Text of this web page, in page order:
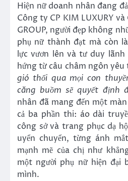
Hiện nữ doanh nhân đang
Công ty CP KIM LUXURY
GROUP, người đẹp không
phụ nữ thành đạt mà còn
lực vươn lên và tư duy lãnh
hứng từ câu châm ngôn yêu
gió thổi qua mọi con
căng buồm sẽ quyết định
nhân đã mang đến một
cả ba phần thi: áo dài
công sở và trang phục dạ
uyển chuyển, từng ánh
mạnh mẽ của chị như
một người phụ nữ hiện đại
mình.